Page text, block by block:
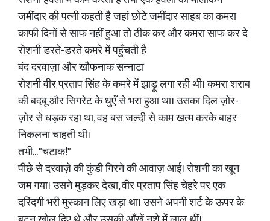
जमींदार की पत्नी कहती है जहां छोटे जमींदार साहब का कमरा
काफी दिनों से साफ नहीं हुआ तो ठीक कर और कमरा साफ कर दे
रोशनी डरते-डरते कमरे में पहुँचती है
बंद दरवाज़ा और खौफनाक सन्नाटा
रोशनी वीर प्रताप सिंह के कमरे में झाड़ू लगा रही थी। कमरा शराब
की बदबू और सिगरेट के धुएँ से भरा हुआ था। उसका दिल ज़ोर-
ज़ोर से धड़क रहा था, वह बस जल्दी से काम खत्म करके बाहर
निकलना चाहती थी।
तभी... "चटाक!"
पीछे से दरवाज़े की कुंडी गिरने की आवाज़ आई। रोशनी का खून
जम गया। उसने मुड़कर देखा, वीर प्रताप सिंह चेहरे पर एक
दरिंदगी भरी मुस्कान लिए खड़ा था। उसने अपनी शर्ट के ऊपर के